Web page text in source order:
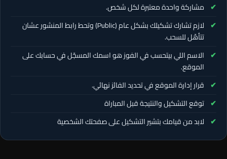
مشاركة واحدة معتبرة لكل شخص.
لازم تشارك تشكيلك بشكل عام (Public) وتحط رابط المنشور عشان
تتأهّل للسحب.
الاسم اللي بيتحسب في الفوز هو اسمك المسجّل في حسابك على
الموقع.
قرار إدارة الموقع في تحديد الفائز نهائي.
توقع التشكيل والنتيجة قبل المباراة
لابد من قيامك بتشير التشكيل على صفحتك الشخصية